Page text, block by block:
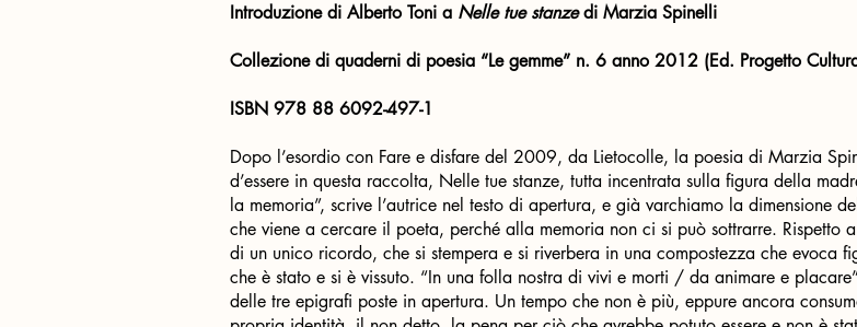
Introduzione di Alberto Toni a Nelle tue stanzedi Marzia Spinelli
Collezione di quaderni di poesia “Le gemme” n. 6 anno 2012 (Ed. Progetto
ISBN 978 88 6092-497-1
Dopo l’esordio con Fare e disfare del 2009, da Lietocolle, la poesia di Marzia
d’essere in questa raccolta, Nelle tue stanze, tutta incentrata sulla figura della
la memoria”, scrive l’autrice nel testo di apertura, e già varchiamo la dimensione
che viene a cercare il poeta, perché alla memoria non ci si può sottrarre. Rispetto
di un unico ricordo, che si stempera e si riverbera in una compostezza che evoca
che è stato e si è vissuto. “In una folla nostra di vivi e morti / da animare e
delle tre epigrafi poste in apertura. Un tempo che non è più, eppure ancora